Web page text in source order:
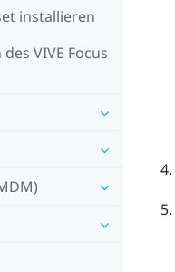
installieren
VIVE Focus